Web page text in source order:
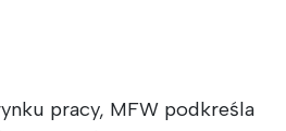
pracy, MFW podkreśla